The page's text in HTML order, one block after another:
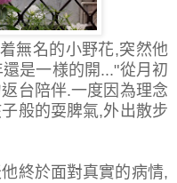
無名的小野花,突然他
是一様的開..."從月初
台陪伴.一度因為理念
般的耍脾氣,外出散步
終於面對真實的病情,